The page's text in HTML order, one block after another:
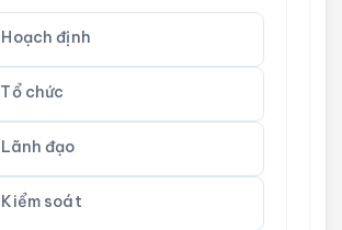
Hoạch định
Tổ chức
Lãnh đạo
Kiểm soát